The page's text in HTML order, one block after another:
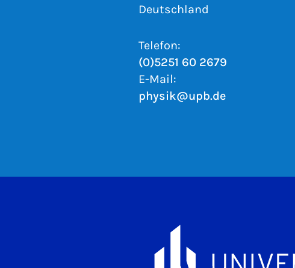
Deutschland
Telefon:
(0)5251 60 2679
E-Mail:
physik@upb.de